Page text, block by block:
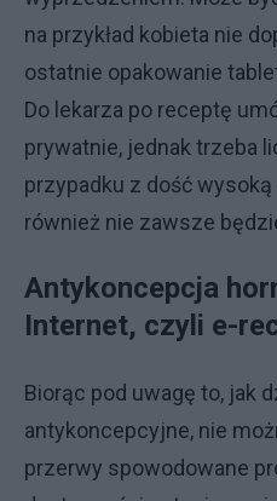
na przykład kobieta nie
ostatnie opakowanie
Do lekarza po receptę
prywatnie, jednak trzeba
przypadku z dość wysoką
również nie zawsze
Antykoncepcja
Internet, czyli e-
Biorąc pod uwagę to, jak
antykoncepcyjne, nie
przerwy spowodowane